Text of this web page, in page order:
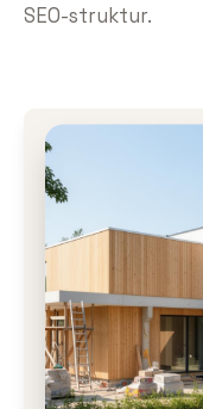
SEO-struktur.